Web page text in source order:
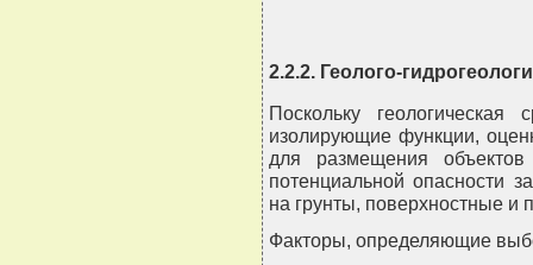
2.2.2. Геолого-
Поскольку
изолирующие функции,
для размещения
потенциальной опасности
на грунты, поверхностные и
Факторы, определяющие